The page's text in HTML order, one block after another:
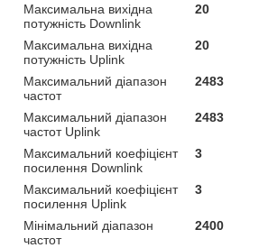
Максимальна вихідна
потужність Downlink
20
Максимальна вихідна
потужність Uplink
20
Максимальний діапазон
частот
2483
Максимальний діапазон
частот Uplink
2483
Максимальний коефіцієнт
посилення Downlink
3
Максимальний коефіцієнт
посилення Uplink
3
Мінімальний діапазон
частот
2400